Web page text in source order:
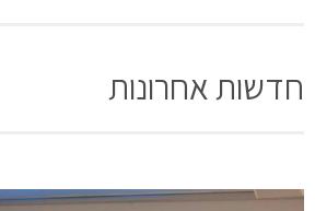
חדשות אחרונות